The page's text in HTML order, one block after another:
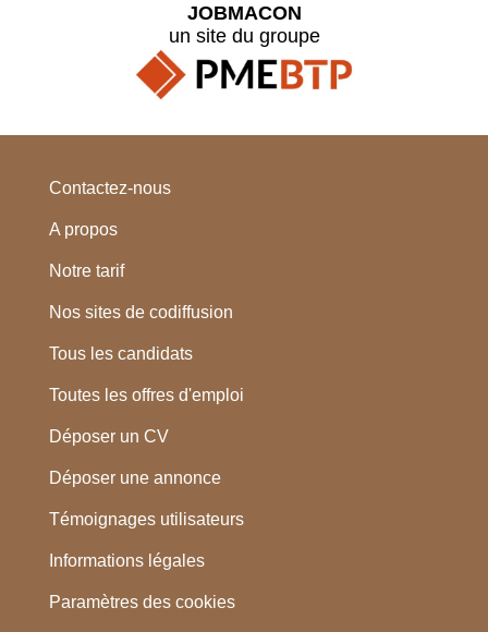
JOBMACON
un site du groupe
Contactez-nous
A propos
Notre tarif
Nos sites de codiffusion
Tous les candidats
Toutes les offres d'emploi
Déposer un CV
Déposer une annonce
Témoignages utilisateurs
Informations légales
Paramètres des cookies